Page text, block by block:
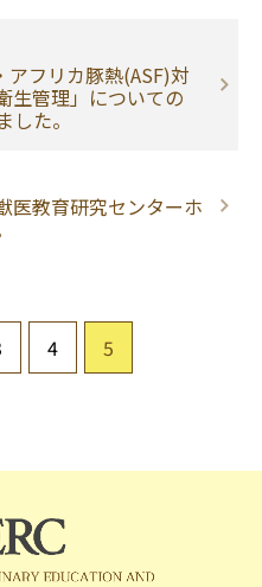
フリカ豚熱(ASF)対
生管理」についての
た。
医教育研究センターホ
4 5